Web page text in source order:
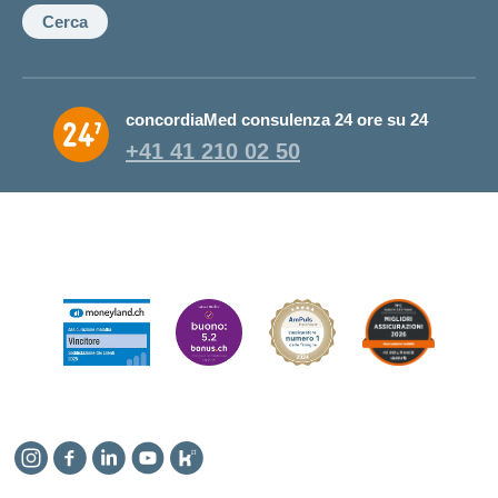
Cerca
concordiaMed consulenza 24 ore su 24
+41 41 210 02 50
Instagram
Facebook
LinkedinYouTube
Kununu